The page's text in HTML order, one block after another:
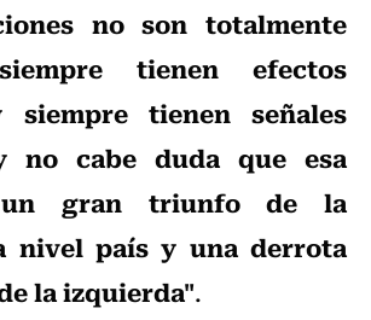
no son totalmente
tienen efectos
tienen señales
no cabe duda que esa
gran triunfo de la
nivel país y una derrota
la izquierda".